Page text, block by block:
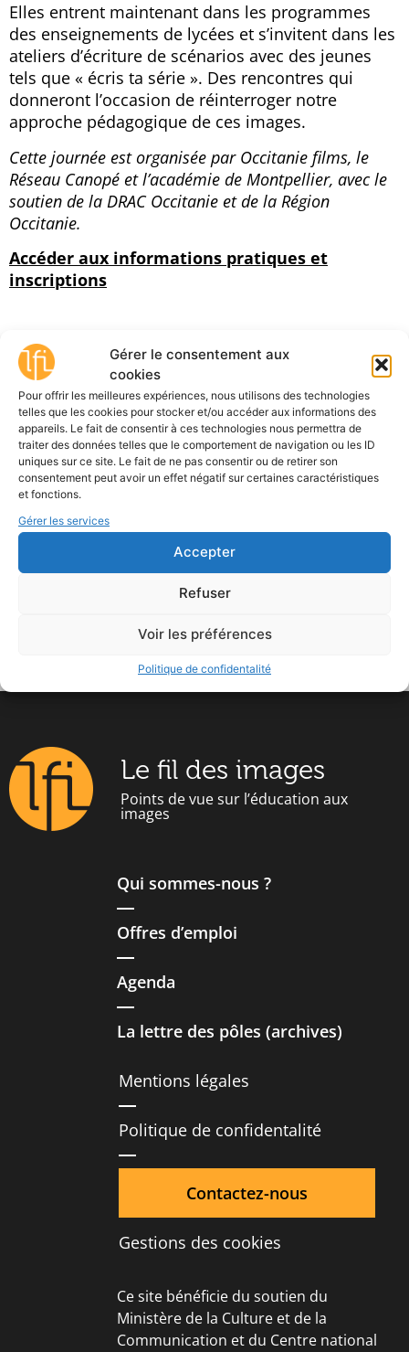
Gérer le consentement aux
cookies
Pour offrir les meilleures expériences, nous utilisons des technologies
telles que les cookies pour stocker et/ou accéder aux informations des
appareils. Le fait de consentir à ces technologies nous permettra de
traiter des données telles que le comportement de navigation ou les ID
uniques sur ce site. Le fait de ne pas consentir ou de retirer son
consentement peut avoir un effet négatif sur certaines caractéristiques
et fonctions.
Gérer les services
Accepter
Refuser
Voir les préférences
Politique de confidentalité
Elles entrent maintenant dans les programmes
des enseignements de lycées et s’invitent dans les
ateliers d’écriture de scénarios avec des jeunes
tels que « écris ta série ». Des rencontres qui
donneront l’occasion de réinterroger notre
approche pédagogique de ces images.
Cette journée est organisée par Occitanie films, le
Réseau Canopé et l’académie de Montpellier, avec le
soutien de la DRAC Occitanie et de la Région
Occitanie.
Accéder aux informations pratiques et
inscriptions
Newsletter Suivez l'actualité du fil des
images
Votre mail
J'ai lu et accepte les termes et les conditions
Le fil des images
Points de vue sur l’éducation aux
images
Qui sommes-nous ?
Offres d’emploi
Agenda
La lettre des pôles (archives)
Mentions légales
Politique de confidentalité
Contactez-nous
Gestions des cookies
Ce site bénéficie du soutien du
Ministère de la Culture et de la
Communication et du Centre national